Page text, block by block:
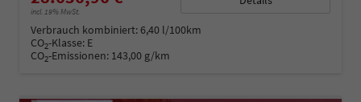
incl. 19% MwSt.
Verbrauch kombiniert:6,40 l/100km
CO2-Klasse: E
CO2-Emissionen: 143,00 g/km